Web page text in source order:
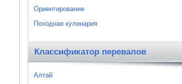
Ориентирование
Походная кулинария
Классификатор перевалов
Алтай